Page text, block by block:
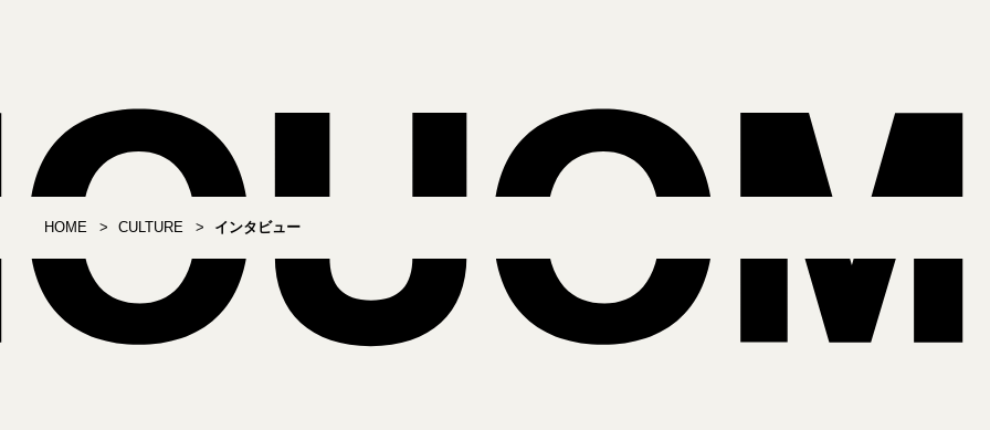
HOME CULTURE インタビュー